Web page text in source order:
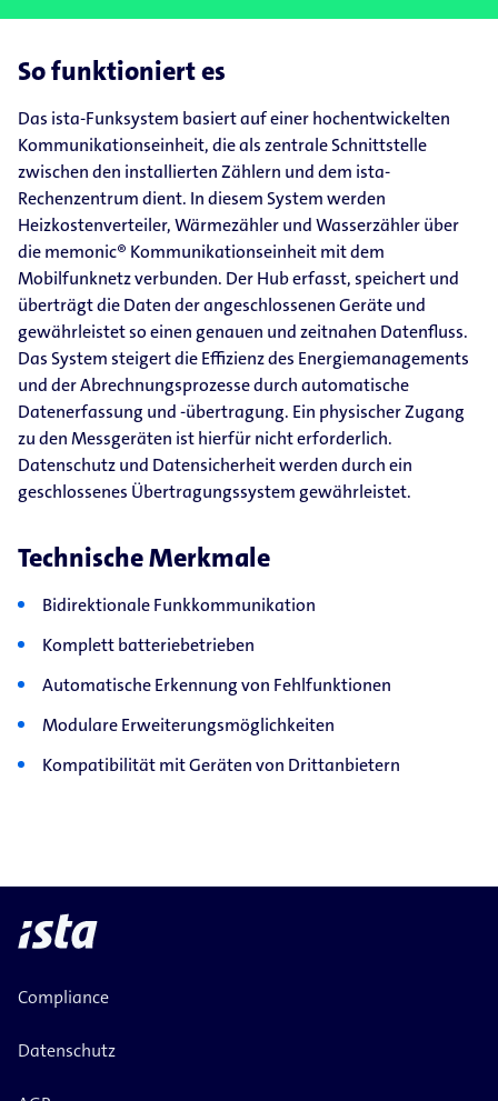
So funktioniert es
Das ista-Funksystem basiert auf einer hochentwickelten
Kommunikationseinheit, die als zentrale Schnittstelle
zwischen den installierten Zählern und dem ista-
Rechenzentrum dient. In diesem System werden
Heizkostenverteiler, Wärmezähler und Wasserzähler über
die memonic® Kommunikationseinheit mit dem
Mobilfunknetz verbunden. Der Hub erfasst, speichert und
überträgt die Daten der angeschlossenen Geräte und
gewährleistet so einen genauen und zeitnahen Datenfluss.
Das System steigert die Effizienz des Energiemanagements
und der Abrechnungsprozesse durch automatische
Datenerfassung und -übertragung. Ein physischer Zugang
zu den Messgeräten ist hierfür nicht erforderlich.
Datenschutz und Datensicherheit werden durch ein
geschlossenes Übertragungssystem gewährleistet.
Technische Merkmale
Bidirektionale Funkkommunikation
Komplett batteriebetrieben
Automatische Erkennung von Fehlfunktionen
Modulare Erweiterungsmöglichkeiten
Kompatibilität mit Geräten von Drittanbietern
Compliance
Datenschutz